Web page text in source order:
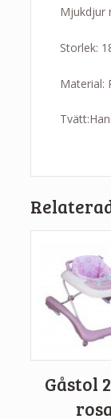
Mjukdjur
Storlek:
Material:
Gåstol